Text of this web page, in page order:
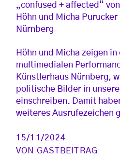
„confused + affected“
Höhn und Micha Purucker
Nürnberg
Höhn und Micha zeigen in
multimedialen
Künstlerhaus Nürnberg,
politische Bilder in
einschreiben. Damit
weiteres Ausrufezeichen
15/11/2024
VON GASTBEITRAG